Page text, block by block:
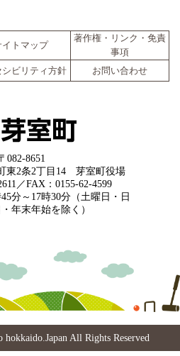
イトマップ
著作権・リンク・免責
事項
シビリティ方針 お問い合わせ
082-8651
東2条2丁目14 芽室町役場
／FAX：0155-62-4599
分～17時30分（土曜日・日
年末年始を除く）
All Rights Reserved